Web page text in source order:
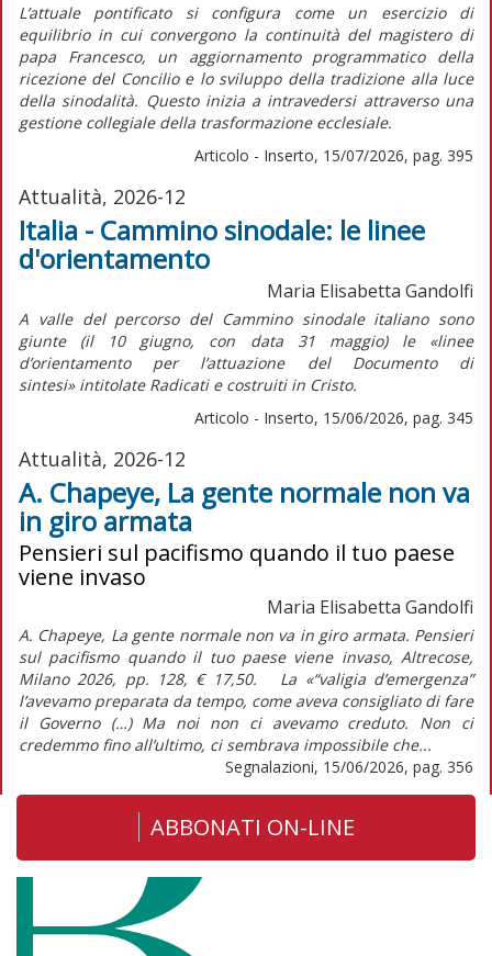
L’attuale pontificato si configura come un esercizio di
equilibrio in cui convergono la continuità del magistero di
papa Francesco, un aggiornamento programmatico della
ricezione del Concilio e lo sviluppo della tradizione alla luce
della sinodalità. Questo inizia a intravedersi attraverso una
gestione collegiale della trasformazione ecclesiale.
Articolo - Inserto, 15/07/2026, pag. 395
Attualità, 2026-12
Italia - Cammino sinodale: le linee
d'orientamento
Maria Elisabetta Gandolfi
A valle del percorso del Cammino sinodale italiano sono
giunte (il 10 giugno, con data 31 maggio) le «linee
d’orientamento per l’attuazione del Documento di
sintesi»intitolate Radicati e costruiti in Cristo.
Articolo - Inserto, 15/06/2026, pag. 345
Attualità, 2026-12
A. Chapeye, La gente normale non va
in giro armata
Pensieri sul pacifismo quando il tuo paese
viene invaso
Maria Elisabetta Gandolfi
A. Chapeye, La gente normale non va in giro armata. Pensieri
sul pacifismo quando il tuo paese viene invaso, Altrecose,
Milano 2026, pp. 128, € 17,50. La «“valigia d’emergenza”
l’avevamo preparata da tempo, come aveva consigliato di fare
il Governo (…) Ma noi non ci avevamo creduto. Non ci
credemmo fino all’ultimo, ci sembrava impossibile che...
Segnalazioni, 15/06/2026, pag. 356
ABBONATI ON-LINE